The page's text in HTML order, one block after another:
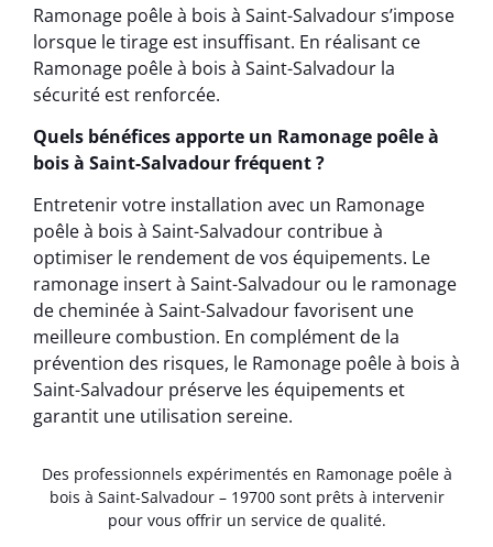
Ramonage poêle à bois à Saint-Salvadour s’impose
lorsque le tirage est insuffisant. En réalisant ce
Ramonage poêle à bois à Saint-Salvadour la
sécurité est renforcée.
Quels bénéfices apporte un Ramonage poêle à
bois à Saint-Salvadour fréquent ?
Entretenir votre installation avec un Ramonage
poêle à bois à Saint-Salvadour contribue à
optimiser le rendement de vos équipements. Le
ramonage insert à Saint-Salvadour ou le ramonage
de cheminée à Saint-Salvadour favorisent une
meilleure combustion. En complément de la
prévention des risques, le Ramonage poêle à bois à
Saint-Salvadour préserve les équipements et
garantit une utilisation sereine.
Des professionnels expérimentés en Ramonage poêle à
bois à Saint-Salvadour – 19700 sont prêts à intervenir
pour vous offrir un service de qualité.